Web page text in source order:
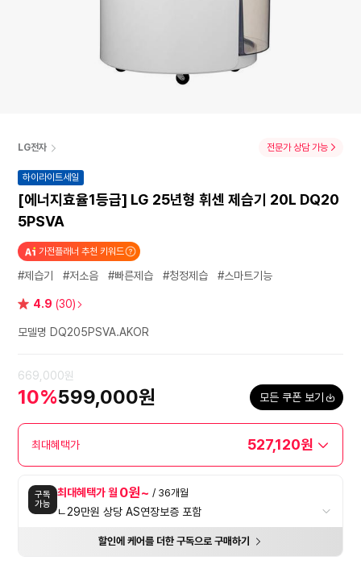
LG전자 전문가 상담 가능
하이라이트세일
[에너지효율1등급] LG 25년형 휘센 제습기 20L DQ20
5PSVA
가전플래너 추천 키워드
#제습기 #저소음 #빠른제습 #청정제습 #스마트기능
별 4.9 (30)
모델명 DQ205PSVA.AKOR
669,000원
10%599,000원 모든 쿠폰 보기
최대혜택가 527,120원
구독
가능
최대혜택가 월 0원~ / 36개월
ㄴ29만원 상당 AS연장보증 포함
할인에 케어를 더한 구독으로 구매하기